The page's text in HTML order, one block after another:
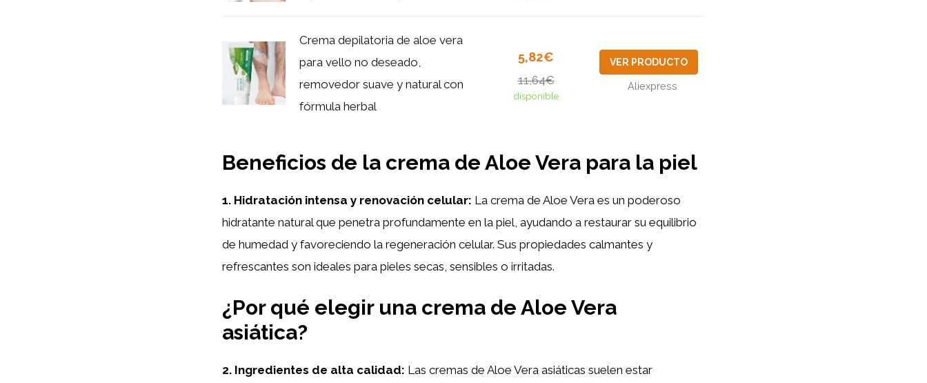
Crema depilatoria de aloe vera
para vello no deseado,
removedor suave y natural con
fórmula herbal
5,82€
11,64€
disponible
VER PRODUCTO
Aliexpress
Beneficios de la crema de Aloe Vera para la piel
1. Hidratación intensa y renovación celular: La crema de Aloe Vera es un poderoso
hidratante natural que penetra profundamente en la piel, ayudando a restaurar su equilibrio
de humedad y favoreciendo la regeneración celular. Sus propiedades calmantes y
refrescantes son ideales para pieles secas, sensibles o irritadas.
¿Por qué elegir una crema de Aloe Vera
asiática?
2. Ingredientes de alta calidad: Las cremas de Aloe Vera asiáticas suelen estar